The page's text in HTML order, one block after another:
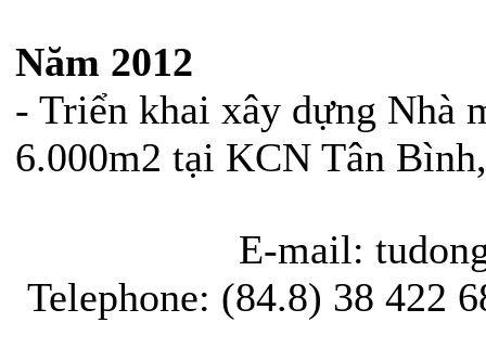
Năm 2012
- Triển khai xây dựng Nhà
6.000m2 tại KCN Tân
E-mail:
Telephone: (84.8) 38 422